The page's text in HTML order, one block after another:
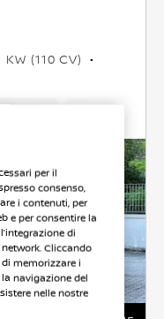
KW (110 CV)
chiaro Diesel
per il
consenso,
i contenuti, per
e per consentire la
di
Cliccando
di memorizzare i
navigazione del
nelle nostre